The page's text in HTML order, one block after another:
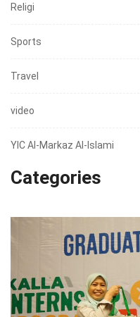
Religi
Sports
Travel
video
YIC Al-Markaz Al-Islami
Categories